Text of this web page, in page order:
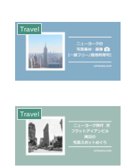
Travel
Travel